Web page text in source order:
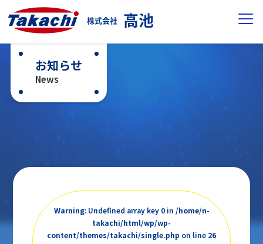
株式会社 高池
お知らせ
News
Warning: Undefined array key 0 in /home/n-
takachi/html/wp/wp-
content/themes/takachi/single.php on line 26